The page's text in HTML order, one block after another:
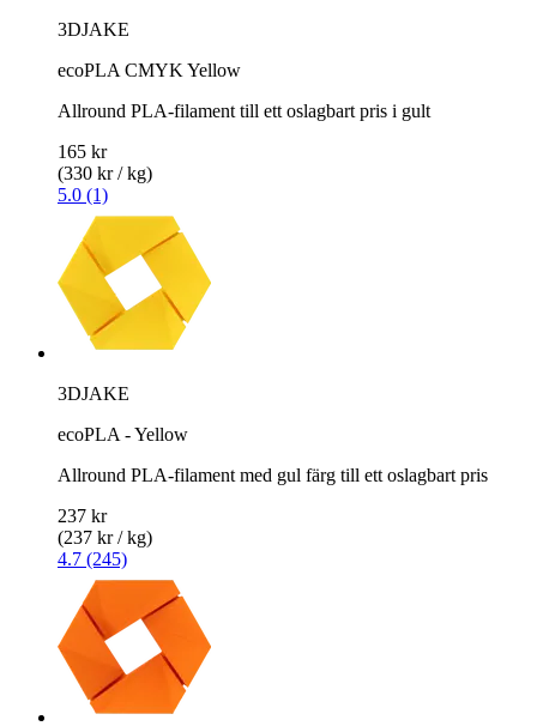
3DJAKE
ecoPLA CMYK Yellow
Allround PLA-filament till ett oslagbart pris i gult
165 kr
(330 kr / kg)
5.0 (1)
3DJAKE
ecoPLA - Yellow
Allround PLA-filament med gul färg till ett oslagbart pris
237 kr
(237 kr / kg)
4.7 (245)